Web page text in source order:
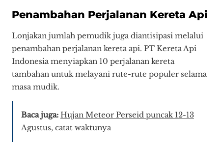
Penambahan Perjalanan Kereta Api
Lonjakan jumlah pemudik juga diantisipasi melalui
penambahan perjalanan kereta api. PT Kereta Api
Indonesia menyiapkan 10 perjalanan kereta
tambahan untuk melayani rute-rute populer selama
masa mudik.
Baca juga: Hujan Meteor Perseid puncak 12-13
Agustus, catat waktunya